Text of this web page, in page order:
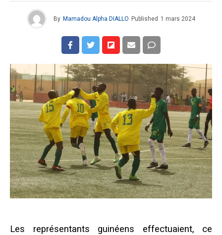
By Mamadou Alpha DIALLO Published 1 mars 2024
Les représentants guinéens effectuaient, ce